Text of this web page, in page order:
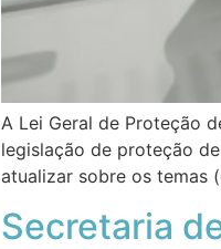
A Lei Geral de Proteção
legislação de proteção
atualizar sobre os temas
Secretaria